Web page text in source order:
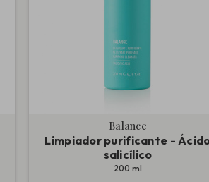
Balance
Limpiador purificante -
salicílico
200 ml